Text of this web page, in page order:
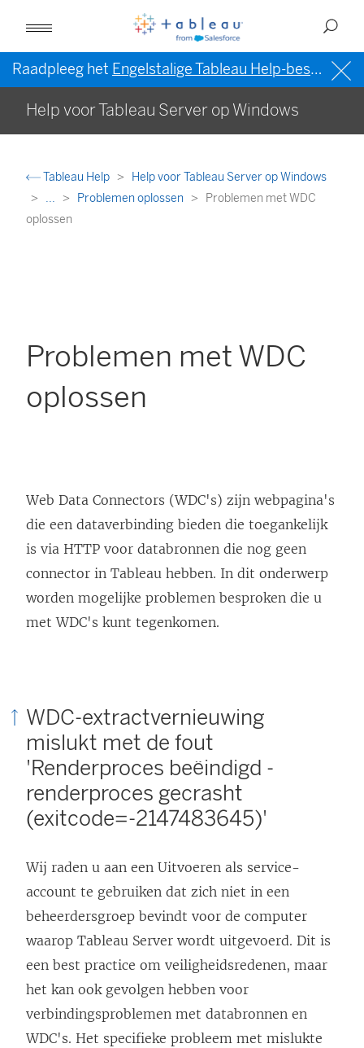
Raadpleeg het Engelstalige Tableau Help-bestand (VS)
Help voor Tableau Server op Windows
Tableau Help
Help voor Tableau Server op Windows
...
Problemen oplossen
Problemen met WDC
oplossen
Problemen met WDC
oplossen
Web Data Connectors (WDC's) zijn webpagina's
die een dataverbinding bieden die toegankelijk
is via HTTP voor databronnen die nog geen
connector in Tableau hebben. In dit onderwerp
worden mogelijke problemen besproken die u
met WDC's kunt tegenkomen.
WDC-extractvernieuwing
mislukt met de fout
'Renderproces beëindigd -
renderproces gecrasht
(exitcode=-2147483645)'
Wij raden u aan een Uitvoeren als service-
account te gebruiken dat zich niet in een
beheerdersgroep bevindt voor de computer
waarop Tableau Server wordt uitgevoerd. Dit is
een best practice om veiligheidsredenen, maar
het kan ook gevolgen hebben voor
verbindingsproblemen met databronnen en
WDC's. Het specifieke probleem met mislukte